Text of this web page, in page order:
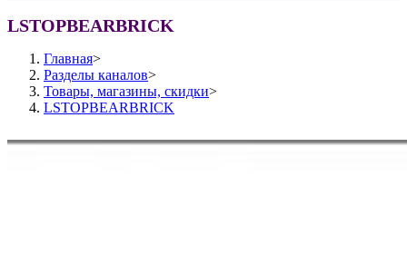
LSTOPBEARBRICK
Главная>
Разделы каналов>
Товары, магазины, скидки>
LSTOPBEARBRICK